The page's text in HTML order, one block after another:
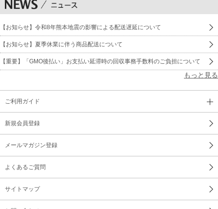
【お知らせ】令和8年熊本地震の影響による配送遅延について
【お知らせ】夏季休業に伴う商品配送について
【重要】「GMO後払い」お支払い延滞時の回収事務手数料のご負担について
もっと見る
ご利用ガイド
新規会員登録
メールマガジン登録
よくあるご質問
サイトマップ